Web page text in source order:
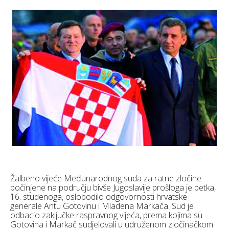
Žalbeno vijeće Međunarodnog suda za ratne zločine
počinjene na području bivše Jugoslavije prošloga je petka,
16. studenoga, oslobodilo odgovornosti hrvatske
generale Antu Gotovinu i Mladena Markača. Sud je
odbacio zaključke raspravnog vijeća, prema kojima su
Gotovina i Markač sudjelovali u udruženom zločinačkom